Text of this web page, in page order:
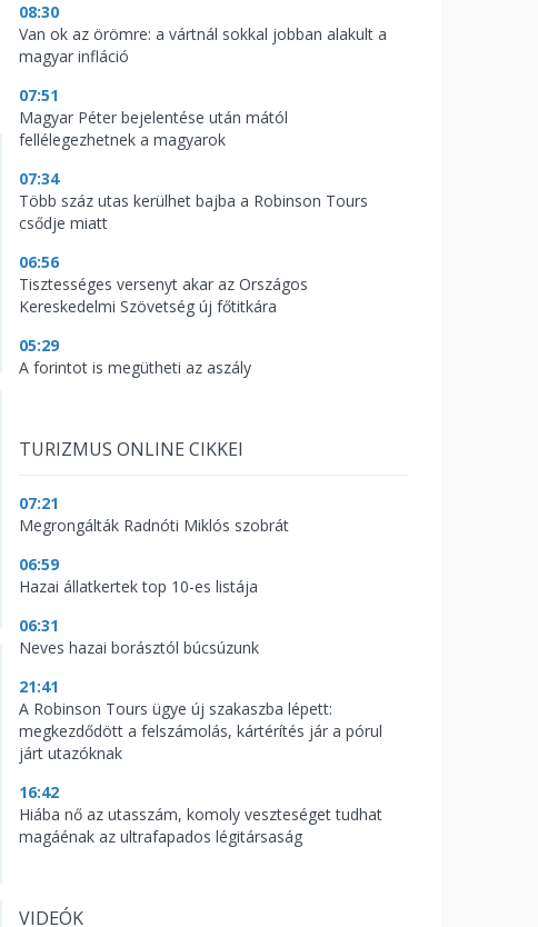
08:30
Van ok az örömre: a vártnál sokkal jobban alakult a
magyar infláció
07:51
Magyar Péter bejelentése után mától
fellélegezhetnek a magyarok
07:34
Több száz utas kerülhet bajba a Robinson Tours
csődje miatt
06:56
Tisztességes versenyt akar az Országos
Kereskedelmi Szövetség új főtitkára
05:29
A forintot is megütheti az aszály
TURIZMUS ONLINE CIKKEI
07:21
Megrongálták Radnóti Miklós szobrát
06:59
Hazai állatkertek top 10-es listája
06:31
Neves hazai borásztól búcsúzunk
21:41
A Robinson Tours ügye új szakaszba lépett:
megkezdődött a felszámolás, kártérítés jár a pórul
járt utazóknak
16:42
Hiába nő az utasszám, komoly veszteséget tudhat
magáénak az ultrafapados légitársaság
VIDEÓK